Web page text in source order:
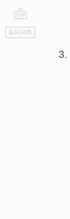
go
top
返回词典